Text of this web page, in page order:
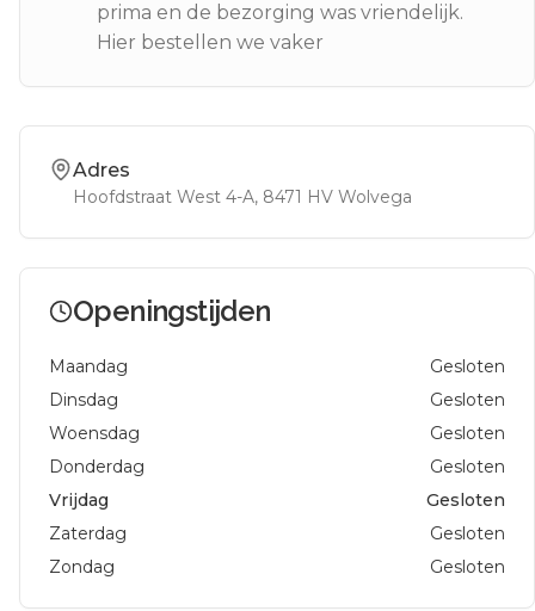
prima en de bezorging was vriendelijk.
Hier bestellen we vaker
Adres
Hoofdstraat West 4-A, 8471 HV Wolvega
Openingstijden
Maandag
Gesloten
Dinsdag
Gesloten
Woensdag
Gesloten
Donderdag
Gesloten
Vrijdag
Gesloten
Zaterdag
Gesloten
Zondag
Gesloten